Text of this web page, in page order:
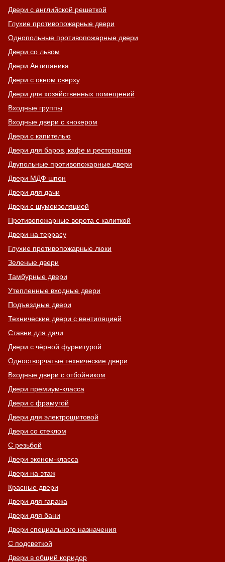
Двери с английской решеткой
Глухие противопожарные двери
Однопольные противопожарные двери
Двери со львом
Двери Антипаника
Двери с окном сверху
Двери для хозяйственных помещений
Входные группы
Входные двери с кнокером
Двери с капителью
Двери для баров, кафе и ресторанов
Двупольные противопожарные двери
Двери МДФ шпон
Двери для дачи
Двери с шумоизоляцией
Противопожарные ворота с калиткой
Двери на террасу
Глухие противопожарные люки
Зеленые двери
Тамбурные двери
Утепленные входные двери
Подъездные двери
Технические двери с вентиляцией
Ставни для дачи
Двери с чёрной фурнитурой
Одностворчатые технические двери
Входные двери с отбойником
Двери премиум-класса
Двери с фрамугой
Двери для электрощитовой
Двери со стеклом
С резьбой
Двери эконом-класса
Двери на этаж
Красные двери
Двери для гаража
Двери для бани
Двери специального назначения
С подсветкой
Двери в общий коридор